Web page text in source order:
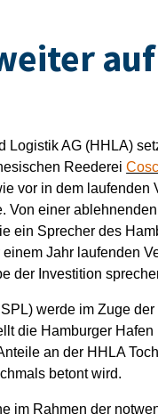
Logistik AG (HHLA)
Reederei
vor in dem
Von einer
ein Sprecher des
Jahr laufenden
der Investition
werde im Zuge
die Hamburger
an der HHLA
betont wird.
im Rahmen der